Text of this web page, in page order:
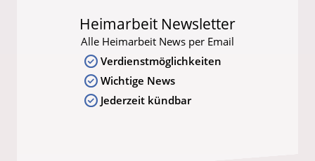
Heimarbeit Newsletter
Alle Heimarbeit News per Email
Verdienstmöglichkeiten
Wichtige News
Jederzeit kündbar